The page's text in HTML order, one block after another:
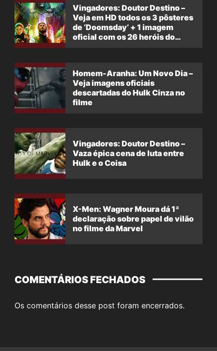
Vingadores: Doutor Destino –
Veja em HD todos os 3 pôsteres
de ‘Doomsday’ + 1 imagem
oficial com os 26 heróis do
Homem-Aranha: Um Novo Dia –
Veja imagens oficiais
descartadas do Hulk Cinza no
filme
Vingadores: Doutor Destino –
Vaza épica cena de luta entre
Hulk e o Coisa
X-Men: Wagner Moura dá 1ª
declaração sobre papel de vilão
no filme da Marvel
COMENTÁRIOS FECHADOS
Os comentários desse post foram encerrados.